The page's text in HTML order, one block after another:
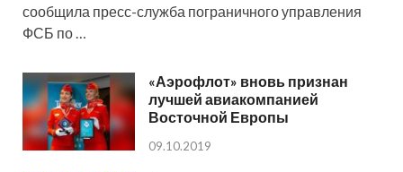
сообщила пресс-служба пограничного управления
ФСБ по …
«Аэрофлот» вновь признан
лучшей авиакомпанией
Восточной Европы
09.10.2019